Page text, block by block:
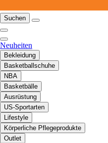
Suchen
Neuheiten
Bekleidung
Basketballschuhe
NBA
Basketbälle
Ausrüstung
US-Sportarten
Lifestyle
Körperliche Pflegeprodukte
Outlet